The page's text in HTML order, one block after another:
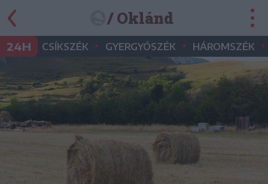
/ Oklánd
24H CSÍKSZÉK • GYERGYÓSZÉK • HÁROMSZÉK •